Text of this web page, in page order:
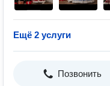
Ещё 2 услуги
Позвонить